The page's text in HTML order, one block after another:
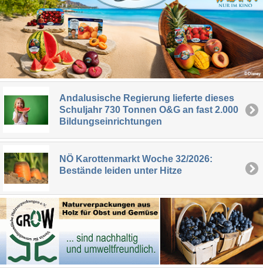
Andalusische Regierung lieferte dieses
Schuljahr 730 Tonnen O&G an fast 2.000
Bildungseinrichtungen
NÖ Karottenmarkt Woche 32/2026:
Bestände leiden unter Hitze